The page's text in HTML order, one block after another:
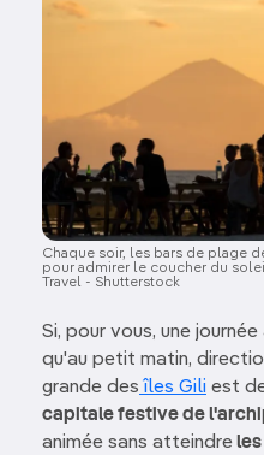
Chaque soir, les bars de plage
pour admirer le coucher du
Travel - Shutterstock
Si, pour vous, une
qu'au petit matin,
grande des îles Gili est
capitale festive de
animée sans atteindreles